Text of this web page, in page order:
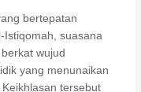
bertepatan
Istiqomah, suasana
wujud
yang menunaikan
tersebut